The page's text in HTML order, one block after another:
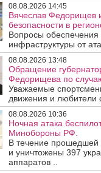
08.08.2026 14:45
Вячеслав Федорищев
безопасности в
Вопросы обеспечения
инфраструктуры от
08.08.2026 13:48
Обращение
Федорищева по
Уважаемые
движения и любители
08.08.2026 10:36
Ночная атака
Минобороны РФ.
В течение
и уничтожены 397
аппаратов ..